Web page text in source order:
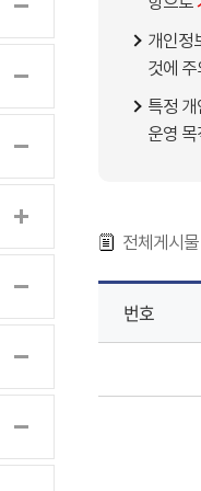
개인정
것에
특정
운영
전체게시
번호